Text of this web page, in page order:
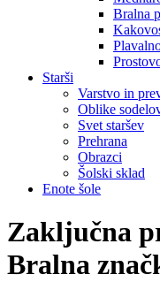
Bralna
Starši
Varstvo in
Oblike
Svet staršev
Prehrana
Obrazci
Šolski sklad
Enote šole
Zaključna
Bralna